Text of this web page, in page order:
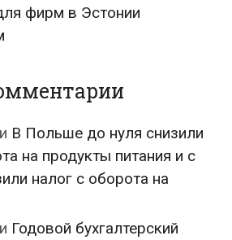
фирм в Эстонии
В Польше до нуля снизили
на продукты питания и с
налог с оборота на
Годовой бухгалтерский